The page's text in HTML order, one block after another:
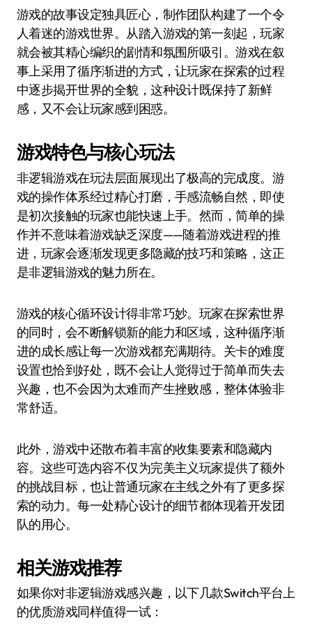
游戏的故事设定独具匠心，制作团队构建了一个令
人着迷的游戏世界。从踏入游戏的第一刻起，玩家
就会被其精心编织的剧情和氛围所吸引。游戏在叙
事上采用了循序渐进的方式，让玩家在探索的过程
中逐步揭开世界的全貌，这种设计既保持了新鲜
感，又不会让玩家感到困惑。
游戏特色与核心玩法
非逻辑游戏在玩法层面展现出了极高的完成度。游
戏的操作体系经过精心打磨，手感流畅自然，即使
是初次接触的玩家也能快速上手。然而，简单的操
作并不意味着游戏缺乏深度——随着游戏进程的推
进，玩家会逐渐发现更多隐藏的技巧和策略，这正
是非逻辑游戏的魅力所在。
游戏的核心循环设计得非常巧妙。玩家在探索世界
的同时，会不断解锁新的能力和区域，这种循序渐
进的成长感让每一次游戏都充满期待。关卡的难度
设置也恰到好处，既不会让人觉得过于简单而失去
兴趣，也不会因为太难而产生挫败感，整体体验非
常舒适。
此外，游戏中还散布着丰富的收集要素和隐藏内
容。这些可选内容不仅为完美主义玩家提供了额外
的挑战目标，也让普通玩家在主线之外有了更多探
索的动力。每一处精心设计的细节都体现着开发团
队的用心。
相关游戏推荐
如果你对非逻辑游戏感兴趣，以下几款Switch平台上
的优质游戏同样值得一试：